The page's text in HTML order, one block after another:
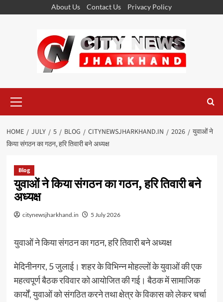
About Us Contact Us Privacy Policy
Menu
HOME JULY 5 BLOG CITYNEWSJHARKHAND.IN 2026
युवाओं ने
किया संगठन का गठन, हरि तिवारी बने अध्यक्ष
Blog
युवाओं ने किया संगठन का गठन, हरि तिवारी बने
अध्यक्ष
citynewsjharkhand.in 5 July 2026
युवाओं ने किया संगठन का गठन, हरि तिवारी बने अध्यक्ष
मेदिनीनगर, 5 जुलाई। शहर के विभिन्न मोहल्लों के युवाओं की एक
महत्वपूर्ण बैठक रविवार को आयोजित की गई। बैठक में सामाजिक
कार्यों, युवाओं को संगठित करने तथा क्षेत्र के विकास को लेकर चर्चा